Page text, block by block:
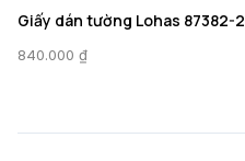
Giấy dán tường Lohas 87382-2
840.000 ₫